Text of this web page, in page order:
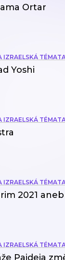
Ortar
IZRAELSKÁ
Yoshi
IZRAELSKÁ
IZRAELSKÁ
2021
IZRAELSKÁ
Paideia